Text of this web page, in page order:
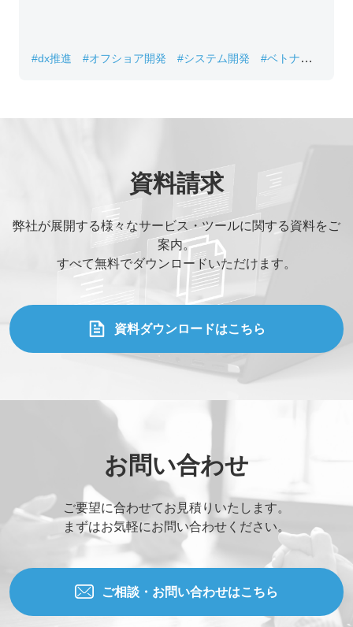
#dx推進 #オフショア開発 #システム開発
#ベトナムIT
資料請求
弊社が展開する様々なサービス・ツールに関する資料をご
案内。
すべて無料でダウンロードいただけます。
資料ダウンロードはこちら
お問い合わせ
ご要望に合わせてお見積りいたします。
まずはお気軽にお問い合わせください。
ご相談・お問い合わせはこちら